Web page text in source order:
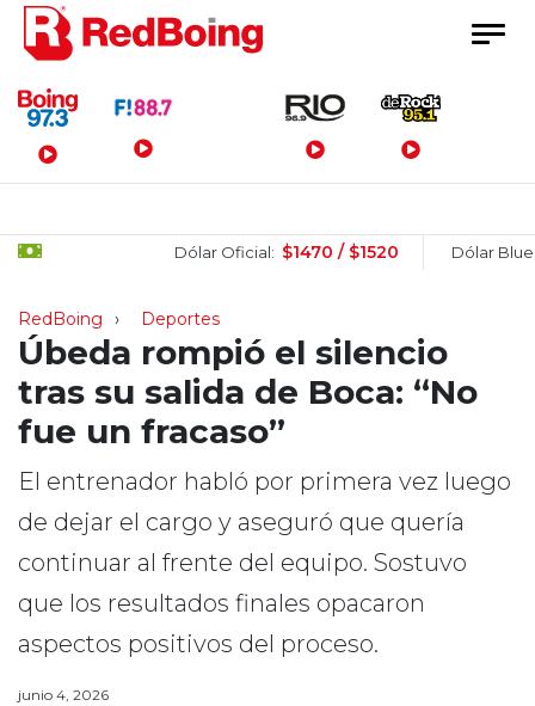
Menú Principal
Dólar Oficial: $1470 / $1520 Dólar Blue:
RedBoing Deportes
Úbeda rompió el silencio
tras su salida de Boca: “No
fue un fracaso”
El entrenador habló por primera vez luego
de dejar el cargo y aseguró que quería
continuar al frente del equipo. Sostuvo
que los resultados finales opacaron
aspectos positivos del proceso.
junio 4, 2026